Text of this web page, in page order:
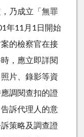
乃成立「無罪
年11月1日開始
的檢察官在接
，應立即詳閱
片、錄影等資
調閱查扣的證
訴代理人的意
策略及調查證